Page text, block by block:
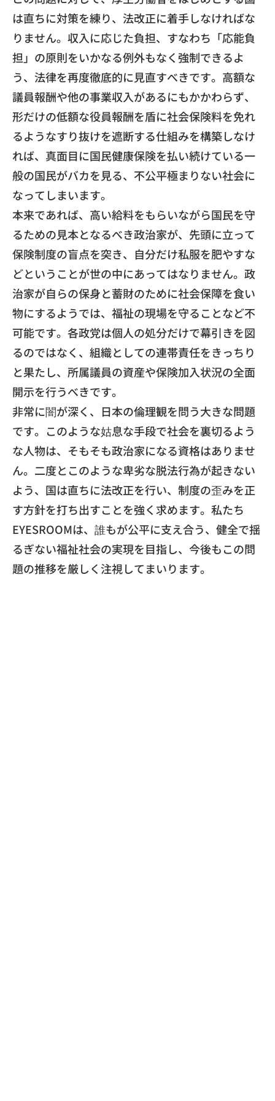
は直ちに対策を練り、 法改正に着手しなければな
りません。収入に応じた負担、 すなわち「応能負
担」 の原則をいかなる例外もなく強制できるよ
う、 法律を再度徹底的に見直すべきです。 高額な
議員報酬や他の事業収入があるにもかかわらず、
形だけの低額な役員報酬を盾に社会保険料を免れ
るようなすり抜けを遮断する仕組みを構築しなけ
れば、 真面目に国民健康保険を払い続けている一
般の国民がバカを見る、 不公平極まりない社会に
なってしまいます。
​本来であれば、 高い給料をもらいながら国民を守
るための見本となるべき政治家が、先頭に立って
保険制度の盲点を突き、 自分だけ私服を肥やすな
どということが世の中にあってはなりません。 政
治家が自らの保身と蓄財のために社会保障を食い
物にするようでは、福祉の現場を守ることなど不
可能です。 各政党は個人の処分だけで幕引きを図
るのではなく、 組織としての連帯責任をきっちり
と果たし、 所属議員の資産や保険加入状況の全面
開示を行うべきです。
​非常に闇が深く、日本の倫理観を問う大きな問題
です。 このような姑息な手段で社会を裏切るよう
な人物は、 そもそも政治家になる資格はありませ
ん。 二度とこのような卑劣な脱法行為が起きない
よう、 国は直ちに法改正を行い、 制度の歪みを正
す方針を打ち出すことを強く求めます。 私たち
EYESROOMは、誰もが公平に支え合う、 健全で揺
るぎない福祉社会の実現を目指し、 今後もこの問
題の推移を厳しく注視してまいります。